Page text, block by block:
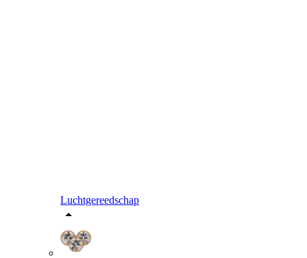
Luchtgereedschap